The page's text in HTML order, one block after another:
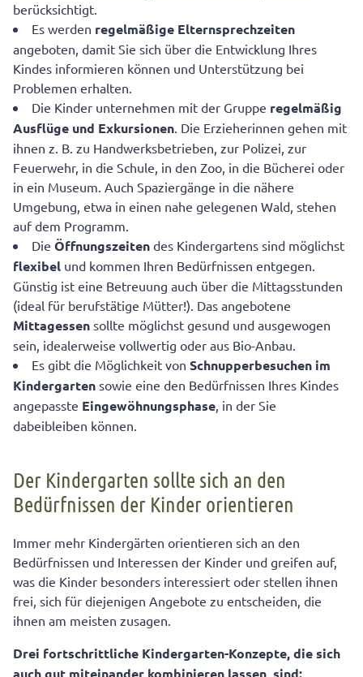
berücksichtigt.
Es werden regelmäßige Elternsprechzeiten
angeboten, damit Sie sich über die Entwicklung Ihres
Kindes informieren können und Unterstützung bei
Problemen erhalten.
Die Kinder unternehmen mit der Gruppe regelmäßig
Ausflüge und Exkursionen. Die Erzieherinnen gehen mit
ihnen z. B. zu Handwerksbetrieben, zur Polizei, zur
Feuerwehr, in die Schule, in den Zoo, in die Bücherei oder
in ein Museum. Auch Spaziergänge in die nähere
Umgebung, etwa in einen nahe gelegenen Wald, stehen
auf dem Programm.
Die Öffnungszeiten des Kindergartens sind möglichst
flexibel und kommen Ihren Bedürfnissen entgegen.
Günstig ist eine Betreuung auch über die Mittagsstunden
(ideal für berufstätige Mütter!). Das angebotene
Mittagessen sollte möglichst gesund und ausgewogen
sein, idealerweise vollwertig oder aus Bio-Anbau.
Es gibt die Möglichkeit von Schnupperbesuchen im
Kindergarten sowie eine den Bedürfnissen Ihres Kindes
angepasste Eingewöhnungsphase, in der Sie
dabeibleiben können.
Der Kindergarten sollte sich an den
Bedürfnissen der Kinder orientieren
Immer mehr Kindergärten orientieren sich an den
Bedürfnissen und Interessen der Kinder und greifen auf,
was die Kinder besonders interessiert oder stellen ihnen
frei, sich für diejenigen Angebote zu entscheiden, die
ihnen am meisten zusagen.
Drei fortschrittliche Kindergarten-Konzepte, die sich
auch gut miteinander kombinieren lassen, sind: